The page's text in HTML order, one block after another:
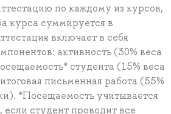
по каждому из курсов,
курса суммируется в
включает в себя
активность (30% веса
студента (15% веса
письменная работа (55%
*Посещаемость учитывается
если студент проводит все